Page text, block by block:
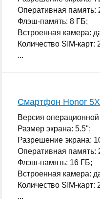
Оперативная память:
Флэш-память: 8 ГБ;
Встроенная камера:
Количество SIM-карт:
...
Смартфон Honor
Версия
Размер экрана: 5.5";
Разрешение экрана:
Оперативная память:
Флэш-память: 16 ГБ;
Встроенная камера:
Количество SIM-карт:
...